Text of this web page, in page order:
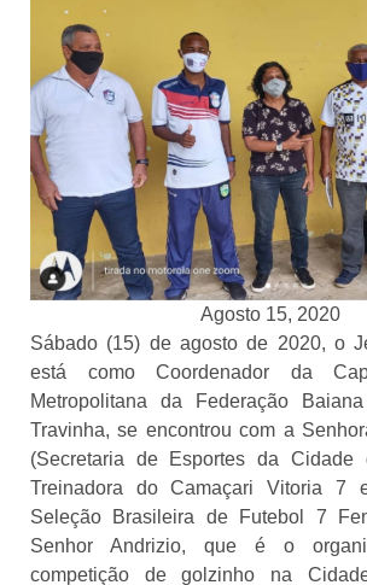
Agosto 15, 2020
Sábado (15) de agosto de 2020, o
está como Coordenador da
Metropolitana da Federação
Travinha, se encontrou com a
(Secretaria de Esportes da Cidade
Treinadora do Camaçari Vitoria 7
Seleção Brasileira de Futebol 7
Senhor Andrizio, que é o
competição de golzinho na